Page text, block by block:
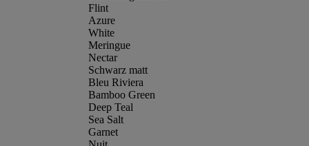
Flint
Azure
White
Meringue
Nectar
Schwarz matt
Bleu Riviera
Bamboo Green
Deep Teal
Sea Salt
Garnet